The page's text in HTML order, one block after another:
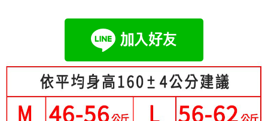
4.訂單成立30分鐘內，如未前往確認交易或遇審核未通過，訂單將自動取
消。如遇「轉專審核」未通過狀況，表示未達大哥付你分期系統評分，恕無
1.分期款項不併入電信帳單，「大哥付你分期」於每月結算日後寄送繳費提
醒簡訊。
2.透過簡訊連結打開帳單後，可選擇「超商條碼／台灣大直營門市／銀行轉
帳／街口支付／iPASS MONEY」等通路繳費。
【注意事項】
１．簡單：不需註冊會員、不需綁卡、不需儲值。
２．便利：只要手機號碼，簡訊認證，即可結帳。
３．安心：先確認商品／服務後，再付款。
【「AFTEE先享後付」結帳流程】
１．於結帳方式選擇「AFTEE先享後付」後，將跳轉至「AFTEE先享後付」
結帳頁面，進行簡訊認證並確認金額後，即可完成結帳。
３．收到繳費通知簡訊後14天內，點擊此簡訊中的連結，可透過四大超商／
「Hami Point」為中華電信所提供之點數服務，可於會員專區綁定中華電信
會員帳號後，即可在購物車使用 Hami Point 折抵消費金額 (1點等於1元)。
運送方式
全家付款取貨
每筆NT$80，滿NT$699(含以上)免運費